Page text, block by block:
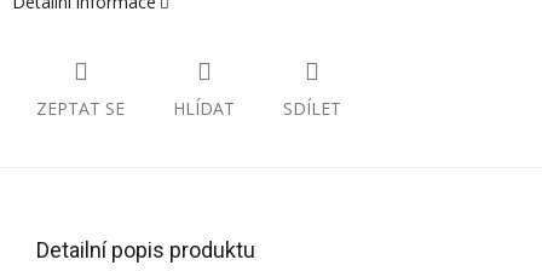
ZEPTAT SE HLÍDAT SDÍLET
Detailní popis produktu